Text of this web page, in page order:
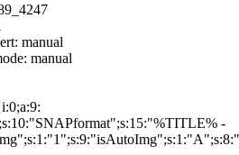
manual
manual
-